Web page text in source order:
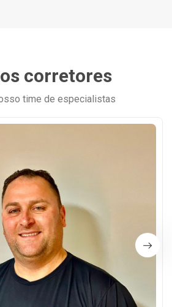
corretores
time de especialistas